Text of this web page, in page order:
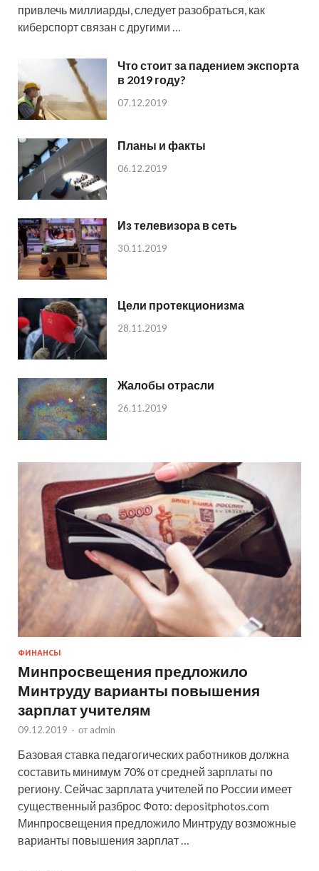
привлечь миллиарды, следует разобраться, как
киберспорт связан с другими …
Что стоит за падением экспорта
в 2019 году?
07.12.2019
Планы и факты
06.12.2019
Из телевизора в сеть
30.11.2019
Цели протекционизма
28.11.2019
Жалобы отрасли
26.11.2019
ФИНАНСЫ
Минпросвещения предложило
Минтруду варианты повышения
зарплат учителям
09.12.2019 - от admin
Базовая ставка педагогических работников должна
составить минимум 70% от средней зарплаты по
региону. Сейчас зарплата учителей по России имеет
существенный разброс Фото: depositphotos.com
Минпросвещения предложило Минтруду возможные
варианты повышения зарплат …